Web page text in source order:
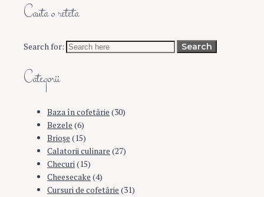
Cauta o reteta
Search for: Search
Categorii
Baza în cofetărie (30)
Bezele (6)
Brioşe (15)
Calatorii culinare (27)
Checuri (15)
Cheesecake (4)
Cursuri de cofetărie (31)